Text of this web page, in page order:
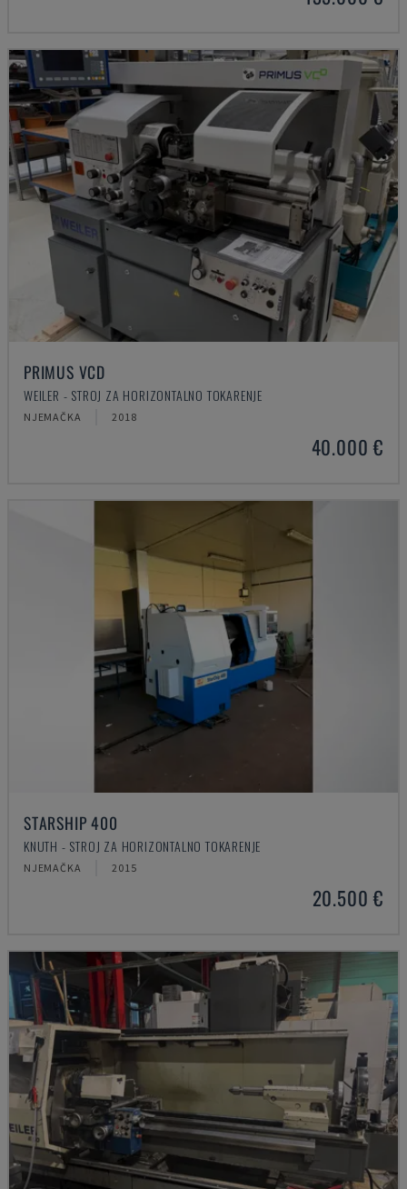
PRIMUS VCD
WEILER - STROJ ZA HORIZONTALNO TOKARENJE
NJEMAČKA 2018
40.000 €
STARSHIP 400
KNUTH - STROJ ZA HORIZONTALNO TOKARENJE
NJEMAČKA 2015
20.500 €